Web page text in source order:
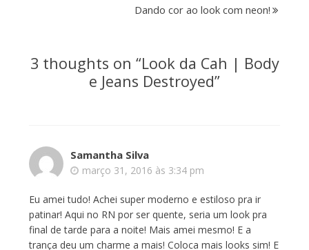
Dando cor ao look com neon!
3 thoughts on “Look da Cah | Body
e Jeans Destroyed”
Samantha Silva
março 31, 2016 às 3:34 pm
Eu amei tudo! Achei super moderno e estiloso pra ir
patinar! Aqui no RN por ser quente, seria um look pra
final de tarde para a noite! Mais amei mesmo! E a
trança deu um charme a mais! Coloca mais looks sim! E